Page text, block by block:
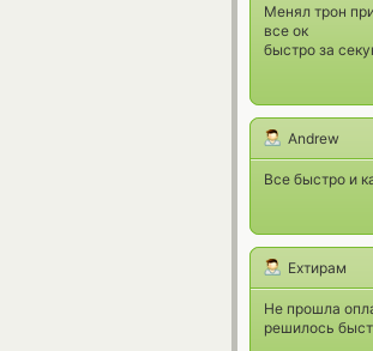
Менял трон
все ок
быстро за
Andrew
Все быстро и
Ехтирам
Не прошла
решилось